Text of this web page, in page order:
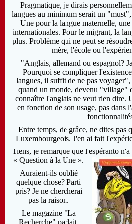
Pragmatique, je dirais
langues au minimum serait un
Une pour la langue maternelle,
internationales. Pour le migrant, la
plus. Problème qui ne peut se
mère, l'école ou
"Anglais, allemand ou espagnol?
Pourquoi se compliquer
langues, il suffit de ne pas
quand un monde, devenu "village"
connaître l'anglais ne veut rien dire.
en fonction de son usage, pas dans
Entre temps, de grâce, ne dites pas
Luxembourgeois. J'en ai fait
Tiens, je remarque que l'espéranto
« Question à la Une ».
Auraient-ils oublié
quelque chose? Parti
pris? Je ne chercherai
pas la raison.
Le magazine "La
Recherche" parlait,